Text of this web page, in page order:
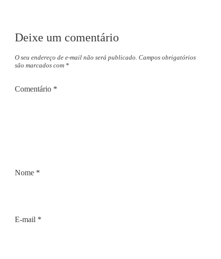
Deixe um comentário
O seu endereço de e-mail não será publicado. Campos obrigatórios
são marcados com *
Comentário *
Nome *
E-mail *